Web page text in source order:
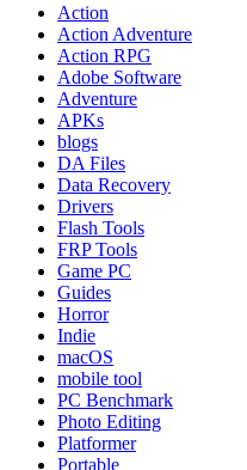
Action
Action Adventure
Action RPG
Adobe Software
Adventure
APKs
blogs
DA Files
Data Recovery
Drivers
Flash Tools
FRP Tools
Game PC
Guides
Horror
Indie
macOS
mobile tool
PC Benchmark
Photo Editing
Platformer
Portable